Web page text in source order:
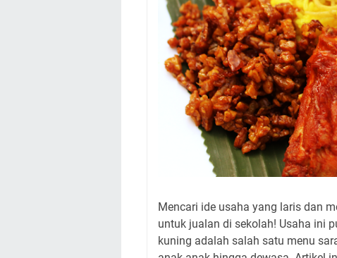
Mencari ide usaha yang laris dan
untuk jualan di sekolah! Usaha ini
kuning adalah salah satu menu